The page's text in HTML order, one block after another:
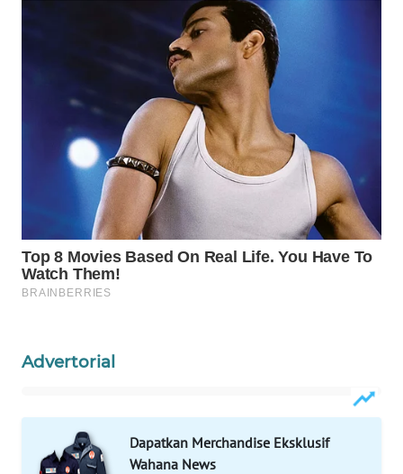
Advertorial
Dapatkan Merchandise Eksklusif
Wahana News
INFRASTRUKTUR
KONSUMEN
WAHANA
LISTRIK
TRAVEL
WAHANA
WAHANANEWS
CO ID